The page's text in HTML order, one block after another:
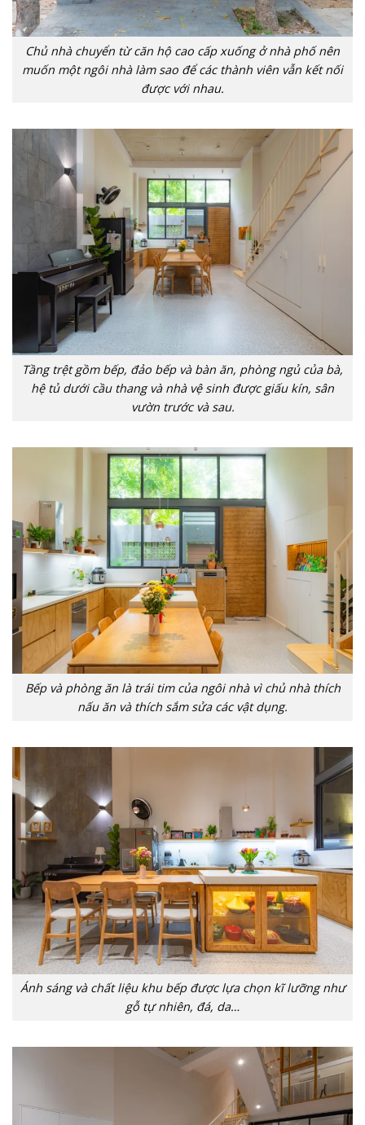
Chủ nhà chuyển từ căn hộ cao cấp xuống ở nhà phố nên
muốn một ngôi nhà làm sao để các thành viên vẫn kết nối
được với nhau.
Tầng trệt gồm bếp, đảo bếp và bàn ăn, phòng ngủ của bà,
hệ tủ dưới cầu thang và nhà vệ sinh được giấu kín, sân
vườn trước và sau.
Bếp và phòng ăn là trái tim của ngôi nhà vì chủ nhà thích
nấu ăn và thích sắm sửa các vật dụng.
Ánh sáng và chất liệu khu bếp được lựa chọn kĩ lưỡng như
gỗ tự nhiên, đá, da…